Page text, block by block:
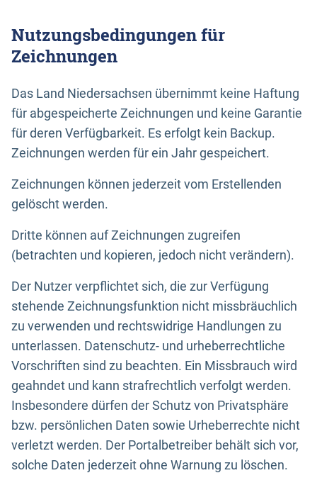
Nutzungsbedingungen für
Zeichnungen
Das Land Niedersachsen übernimmt keine Haftung
für abgespeicherte Zeichnungen und keine Garantie
für deren Verfügbarkeit. Es erfolgt kein Backup.
Zeichnungen werden für ein Jahr gespeichert.
Zeichnungen können jederzeit vom Erstellenden
gelöscht werden.
Dritte können auf Zeichnungen zugreifen
(betrachten und kopieren, jedoch nicht verändern).
Der Nutzer verpflichtet sich, die zur Verfügung
stehende Zeichnungsfunktion nicht missbräuchlich
zu verwenden und rechtswidrige Handlungen zu
unterlassen. Datenschutz- und urheberrechtliche
Vorschriften sind zu beachten. Ein Missbrauch wird
geahndet und kann strafrechtlich verfolgt werden.
Insbesondere dürfen der Schutz von Privatsphäre
bzw. persönlichen Daten sowie Urheberrechte nicht
verletzt werden. Der Portalbetreiber behält sich vor,
solche Daten jederzeit ohne Warnung zu löschen.